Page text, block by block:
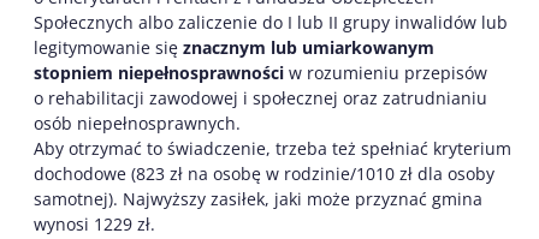
Społecznych albo zaliczenie do I lub II grupy inwalidów lub
legitymowanie się znacznym lub umiarkowanym
stopniem niepełnosprawności w rozumieniu przepisów
o rehabilitacji zawodowej i społecznej oraz zatrudnianiu
osób niepełnosprawnych.
Aby otrzymać to świadczenie, trzeba też spełniać kryterium
dochodowe (823 zł na osobę w rodzinie/1010 zł dla osoby
samotnej). Najwyższy zasiłek, jaki może przyznać gmina
wynosi 1229 zł.